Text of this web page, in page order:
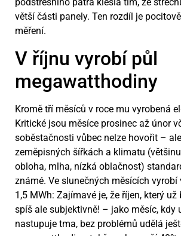
větší části panely. Ten rozdíl je
měření.
V říjnu vyrobí půl
megawatthodiny
Kromě tří měsíců v roce mu vyrobená
Kritické jsou měsíce prosinec až únor
soběstačnosti vůbec nelze hovořit –
zeměpisných šířkách a klimatu
obloha, mlha, nízká oblačnost)
známé. Ve slunečných měsících vyrobí
1,5 MWh: Zajímavé je, že říjen, který
spíš ale subjektivně! – jako měsíc, kdy
nastupuje tma, bez problémů udělá